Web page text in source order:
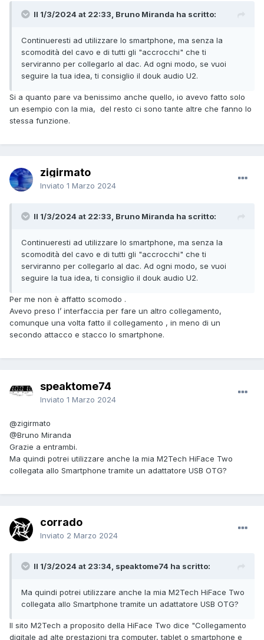
Il 1/3/2024 at 22:33, Bruno Miranda ha scritto:
Continueresti ad utilizzare lo smartphone, ma senza la
scomodità del cavo e di tutti gli "accrocchi" che ti
serviranno per collegarlo al dac. Ad ogni modo, se vuoi
seguire la tua idea, ti consiglio il douk audio U2.
Si a quanto pare va benissimo anche quello, io avevo fatto solo
un esempio con la mia, del resto ci sono tante altre che fanno lo
stessa funzione.
zigirmato
Inviato 1 Marzo 2024
Il 1/3/2024 at 22:33, Bruno Miranda ha scritto:
Continueresti ad utilizzare lo smartphone, ma senza la
scomodità del cavo e di tutti gli "accrocchi" che ti
serviranno per collegarlo al dac. Ad ogni modo, se vuoi
seguire la tua idea, ti consiglio il douk audio U2.
Per me non è affatto scomodo .
Avevo preso l’ interfaccia per fare un altro collegamento,
comunque una volta fatto il collegamento , in meno di un
secondo attacco e stacco lo smartphone.
speaktome74
Inviato 1 Marzo 2024
@zigirmato
@Bruno Miranda
Grazie a entrambi.
Ma quindi potrei utilizzare anche la mia M2Tech HiFace Two
collegata allo Smartphone tramite un adattatore USB OTG?
corrado
Inviato 2 Marzo 2024
Il 1/3/2024 at 23:34, speaktome74 ha scritto:
Ma quindi potrei utilizzare anche la mia M2Tech HiFace Two
collegata allo Smartphone tramite un adattatore USB OTG?
Il sito M2Tech a proposito della HiFace Two dice "Collegamento
digitale ad alte prestazioni tra computer, tablet o smartphone e